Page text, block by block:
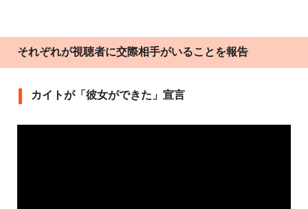
それぞれが視聴者に交際相手がいることを報告
カイトが「彼女ができた」宣言